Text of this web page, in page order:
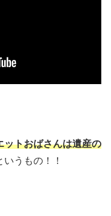
ットおばさんは遺産の
いうもの！！